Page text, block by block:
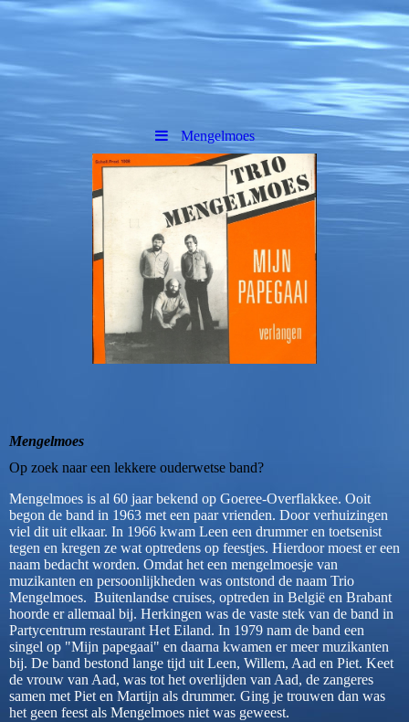
Mengelmoes
Mengelmoes
Op zoek naar een lekkere ouderwetse band?
Mengelmoes is al 60 jaar bekend op Goeree-Overflakkee. Ooit
begon de band in 1963 met een paar vrienden. Door verhuizingen
viel dit uit elkaar. In 1966 kwam Leen een drummer en toetsenist
tegen en kregen ze wat optredens op feestjes. Hierdoor moest er een
naam bedacht worden. Omdat het een mengelmoesje van
muzikanten en persoonlijkheden was ontstond de naam Trio
Mengelmoes. Buitenlandse cruises, optreden in België en Brabant
hoorde er allemaal bij. Herkingen was de vaste stek van de band in
Partycentrum restaurant Het Eiland. In 1979 nam de band een
singel op "Mijn papegaai" en daarna kwamen er meer muzikanten
bij. De band bestond lange tijd uit Leen, Willem, Aad en Piet. Keet
de vrouw van Aad, was tot het overlijden van Aad, de zangeres
samen met Piet en Martijn als drummer. Ging je trouwen dan was
het geen feest als Mengelmoes niet was geweest.